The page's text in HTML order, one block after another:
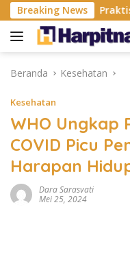
Langsung
ke
konten
Breaking News
ISP Praktisi
Beranda Kesehatan
Kesehatan
WHO Ungkap
COVID Picu
Harapan
Dara Sarasvati
Mei 25, 2024